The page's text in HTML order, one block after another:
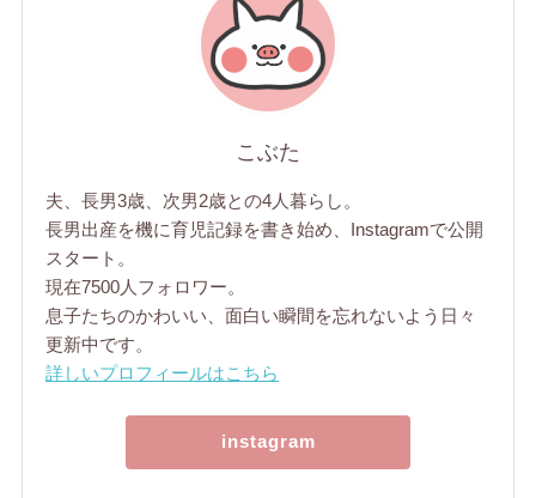
こぶた
夫、長男3歳、次男2歳との4人暮らし。
長男出産を機に育児記録を書き始め、Instagramで公開
スタート。
現在7500人フォロワー。
息子たちのかわいい、面白い瞬間を忘れないよう日々
更新中です。
詳しいプロフィールはこちら
instagram